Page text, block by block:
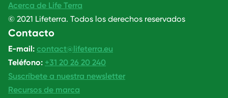
Acerca de Life Terra
© 2021 Lifeterra. Todos los derechos reservados
Contacto
E-mail: contact@lifeterra.eu
Teléfono: +31 20 26 20 240
Suscríbete a nuestra newsletter
Recursos de marca